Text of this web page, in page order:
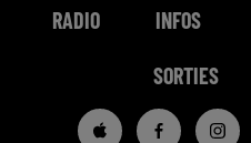
RADIO INFOS
SORTIES